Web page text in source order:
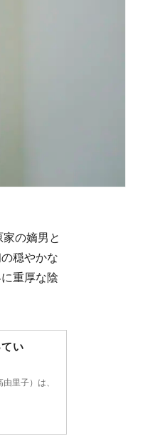
の嫡男と
穏やかな
重厚な陰
い
里子）は、